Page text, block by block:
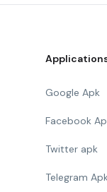
Google Apk
Facebook
Twitter apk
Telegram